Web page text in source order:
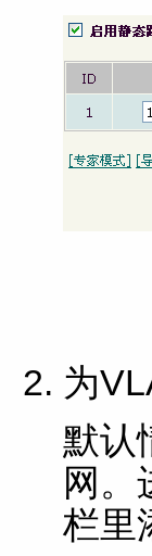
为
默认
网。
栏里